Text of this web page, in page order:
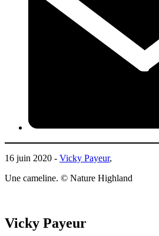
16 juin 2020 - Vicky Payeur,
Une cameline. © Nature Highland
Vicky Payeur